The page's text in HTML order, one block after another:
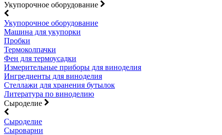
Укупорочное оборудование
Укупорочное оборудование
Машина для укупорки
Пробки
Термоколпачки
Фен для термоусадки
Измерительные приборы для виноделия
Ингредиенты для виноделия
Стеллажи для хранения бутылок
Литература по виноделию
Сыроделие
Сыроделие
Сыроварни